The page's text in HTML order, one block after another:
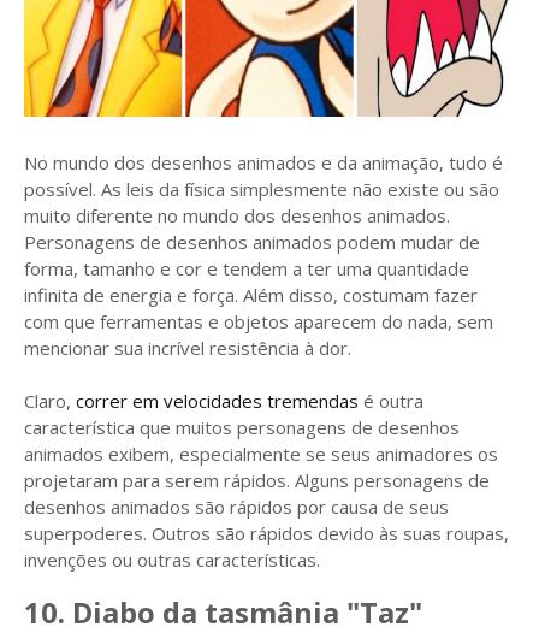
No mundo dos desenhos animados e da animação, tudo é
possível. As leis da física simplesmente não existe ou são
muito diferente no mundo dos desenhos animados.
Personagens de desenhos animados podem mudar de
forma, tamanho e cor e tendem a ter uma quantidade
infinita de energia e força. Além disso, costumam fazer
com que ferramentas e objetos aparecem do nada, sem
mencionar sua incrível resistência à dor.
Claro, correr em velocidades tremendas é outra
característica que muitos personagens de desenhos
animados exibem, especialmente se seus animadores os
projetaram para serem rápidos. Alguns personagens de
desenhos animados são rápidos por causa de seus
superpoderes. Outros são rápidos devido às suas roupas,
invenções ou outras características.
10. Diabo da tasmânia "Taz"